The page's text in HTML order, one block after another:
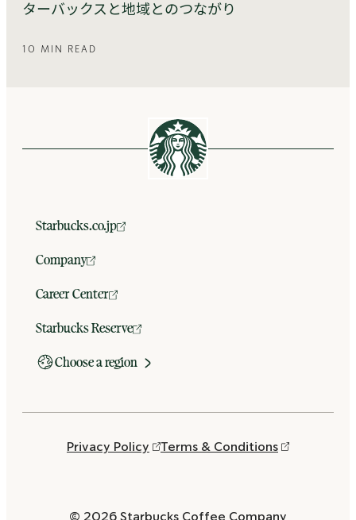
ターバックスと地域とのつながり
10 MIN READ
Starbucks.co.jp
Company
Career Center
Starbucks Reserve
Choose a region
Privacy Policy Terms & Conditions
© 2026 Starbucks Coffee Company